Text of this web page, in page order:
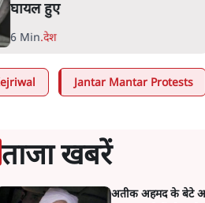
घायल हुए
6 Min.देश
Jantar Mantar Protests
ताजा खबरें
अतीक अहमद के बेटे